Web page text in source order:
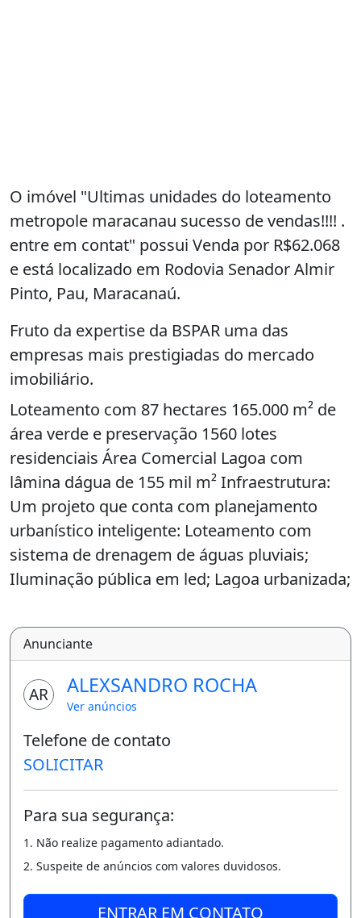
O imóvel "Ultimas unidades do loteamento
metropole maracanau sucesso de vendas!!!! .
entre em contat" possui Venda por R$62.068
e está localizado em Rodovia Senador Almir
Pinto, Pau, Maracanaú.
Fruto da expertise da BSPAR uma das
empresas mais prestigiadas do mercado
imobiliário.
Loteamento com 87 hectares 165.000 m² de
área verde e preservação 1560 lotes
residenciais Área Comercial Lagoa com
lâmina dágua de 155 mil m² Infraestrutura:
Um projeto que conta com planejamento
urbanístico inteligente: Loteamento com
sistema de drenagem de águas pluviais;
Iluminação pública em led; Lagoa urbanizada;
água e esgoto conectada à CAGECE.
Lazer: Campo de futebol, Praças públicas,
Quadra de areia, Playground, Quadra
poliesportiva, Ciclofaixa.
Segurança: Criação da associação de
moradores: manutenção e valorização do
empreendimento.
Predisposição para instalação de
equipamentos de segurança.
Localização Privilegiada: Próximo de serviços
essenciais para o dia a dia, como
Anunciante
AR ALEXSANDRO ROCHA
Ver anúncios
Telefone de contato
SOLICITAR
Para sua segurança:
1. Não realize pagamento adiantado.
2. Suspeite de anúncios com valores duvidosos.
ENTRAR EM CONTATO